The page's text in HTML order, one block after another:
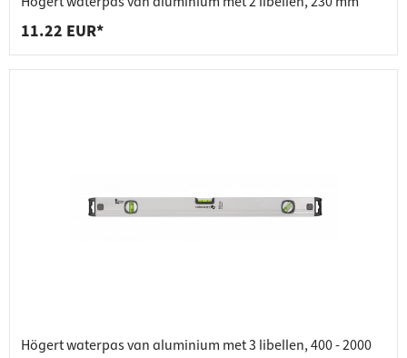
11.22 EUR*
Högert waterpas van aluminium met 3 libellen, 400 - 2000